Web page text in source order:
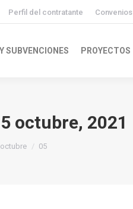
Perfil del contratante Convenios
SUBVENCIONES PROYECTOS
5 octubre, 2021
octubre 05